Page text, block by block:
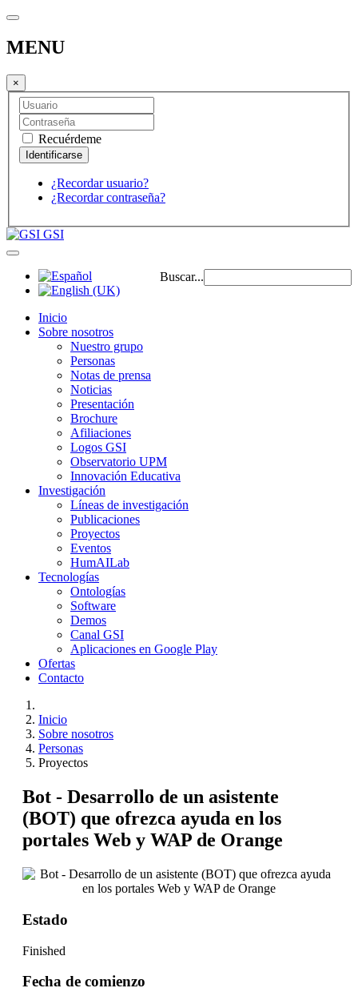
MENU
×
Recuérdeme
¿Recordar usuario?
¿Recordar contraseña?
GSI
Buscar...
Inicio
Sobre nosotros
Nuestro grupo
Personas
Notas de prensa
Noticias
Presentación
Brochure
Afiliaciones
Logos GSI
Observatorio UPM
Innovación Educativa
Investigación
Líneas de investigación
Publicaciones
Proyectos
Eventos
HumAILab
Tecnologías
Ontologías
Software
Demos
Canal GSI
Aplicaciones en Google Play
Ofertas
Contacto
Inicio
Sobre nosotros
Personas
Proyectos
Bot - Desarrollo de un asistente
(BOT) que ofrezca ayuda en los
portales Web y WAP de Orange
Estado
Finished
Fecha de comienzo